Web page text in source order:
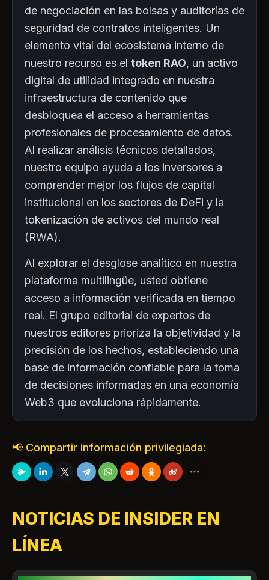
de negociación en las bolsas y auditorías de
seguridad de contratos inteligentes. Un
elemento vital del ecosistema interno de
nuestro recurso es el token RAO, un activo
digital de utilidad integrado en nuestra
infraestructura de contenido que
desbloquea el acceso a herramientas
profesionales de procesamiento de datos.
Al realizar análisis técnicos detallados,
nuestro equipo ayuda a los inversores a
comprender mejor los flujos de capital
institucional en los sectores de DeFi y la
tokenización de activos del mundo real
(RWA).
Al explorar el desglose analítico en nuestra
plataforma multilingüe, usted obtiene
acceso a información verificada en tiempo
real. El grupo editorial de expertos de
nuestros editores prioriza la objetividad y la
precisión de los hechos, estableciendo una
base de información confiable para la toma
de decisiones informadas en una economía
Web3 que evoluciona rápidamente.
📢 Compartir información privilegiada:
NOTICIAS DE INSIDER EN
LÍNEA